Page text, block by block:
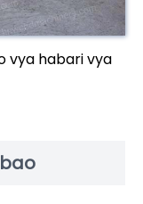
vya habari vya